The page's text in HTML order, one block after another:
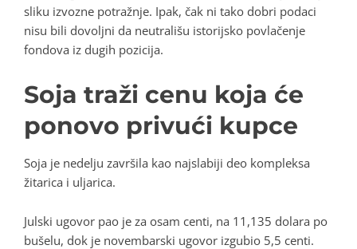
sliku izvozne potražnje. Ipak, čak ni tako dobri podaci
nisu bili dovoljni da neutrališu istorijsko povlačenje
fondova iz dugih pozicija.
Soja traži cenu koja će
ponovo privući kupce
Soja je nedelju završila kao najslabiji deo kompleksa
žitarica i uljarica.
Julski ugovor pao je za osam centi, na 11,135 dolara po
bušelu, dok je novembarski ugovor izgubio 5,5 centi.